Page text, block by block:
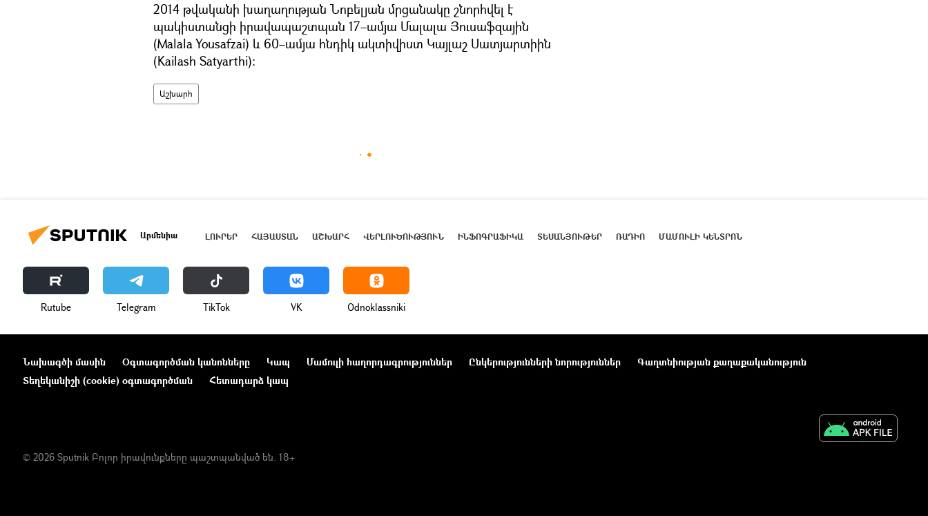
2014 թվականի խաղաղության Նոբելյան մրցանակը շնորհվել է
պակիստանցի իրավապաշտպան 17–ամյա Մալալա Յուսաֆզային
(Malala Yousafzai) և 60–ամյա հնդիկ ակտիվիստ Կայլաշ Սատյարտիին
(Kailash Satyarthi)։
Աշխարհ
Արմենիա ԼՈՒՐԵՐ ՀԱՅԱՍՏԱՆ ԱՇԽԱՐՀ ՎԵՐԼՈՒԾՈՒԹՅՈՒՆ ԻՆՖՈԳՐԱՖԻԿԱ ՏԵՍԱՆՅՈՒԹԵՐ ՌԱԴԻՈ ՄԱՄՈՒԼԻ ԿԵՆՏՐՈՆ
Rutube Telegram ТikТоk VK Odnoklassniki
Նախագծի մասին Օգտագործման կանոնները Կապ Մամուլի հաղորդագրություններ Ընկերությունների նորություններ
Գաղտնիության քաղաքականություն
Տեղեկանիշի (cookie) օգտագործման
Հետադարձ կապ
© 2026 Sputnik Բոլոր իրավունքները պաշտպանված են. 18+